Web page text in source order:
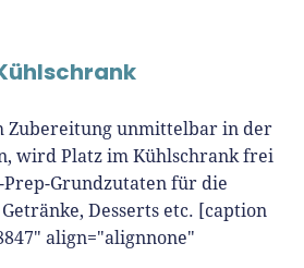
Zubereitung unmittelbar in der
wird Platz im Kühlschrank frei
Grundzutaten für die
Desserts etc. [caption
align="alignnone"